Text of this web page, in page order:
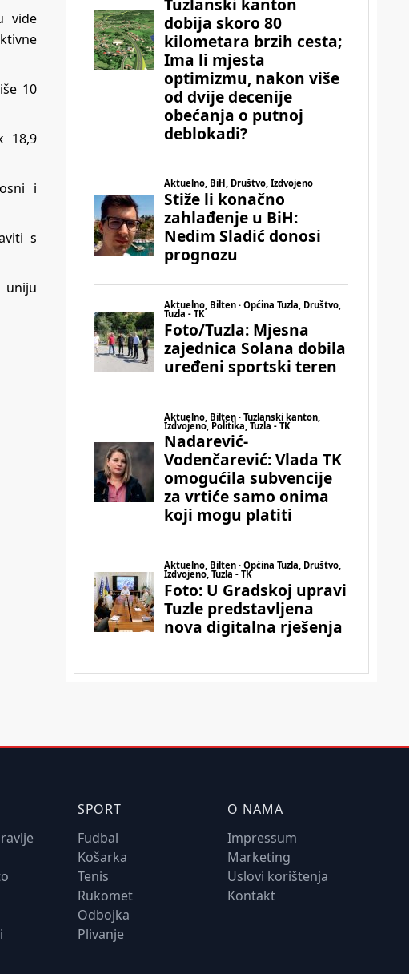
vide
10
18,9
i
s
uniju
SPORT
Fudbal
Košarka
Tenis
Rukomet
Odbojka
Plivanje
O NAMA
Impressum
Marketing
Uslovi korištenja
Kontakt